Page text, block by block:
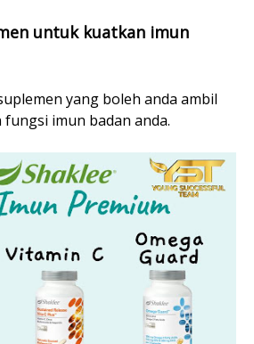
untuk kuatkan imun
yang boleh anda ambil
imun badan anda.